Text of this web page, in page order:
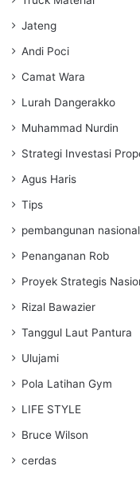
Jateng
Andi Poci
Camat Wara
Lurah Dangerakko
Muhammad Nurdin
Strategi Investasi
Agus Haris
Tips
pembangunan nasional
Penanganan Rob
Proyek Strategis
Rizal Bawazier
Tanggul Laut Pantura
Ulujami
Pola Latihan Gym
LIFE STYLE
Bruce Wilson
cerdas